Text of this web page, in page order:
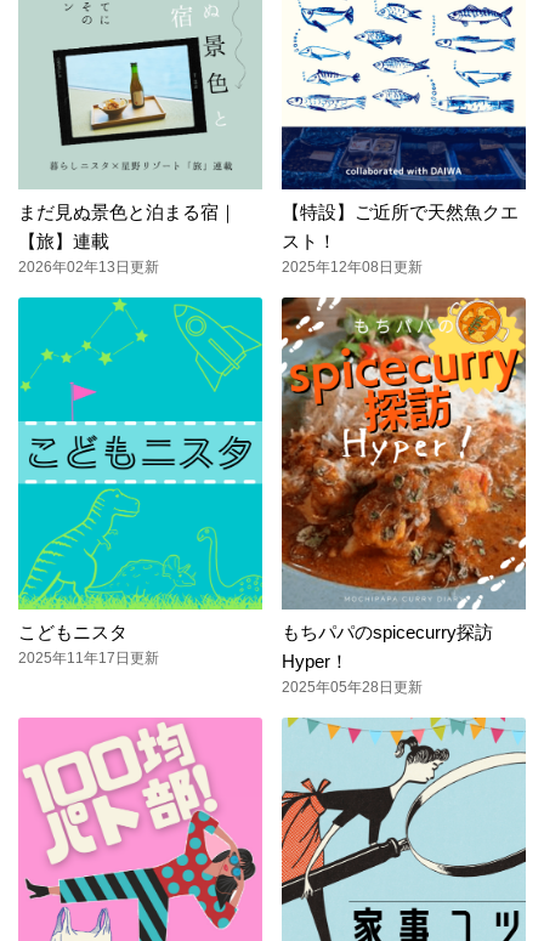
まだ見ぬ景色と泊まる宿｜
【旅】連載
2026年02年13日更新
【特設】ご近所で天然魚クエ
スト！
2025年12年08日更新
こどもニスタ
2025年11年17日更新
もちパパのspicecurry探訪
Hyper！
2025年05年28日更新